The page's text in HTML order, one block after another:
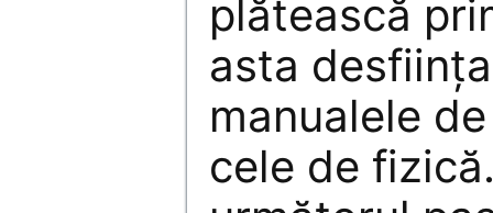
plătească
asta
manualele
cele de